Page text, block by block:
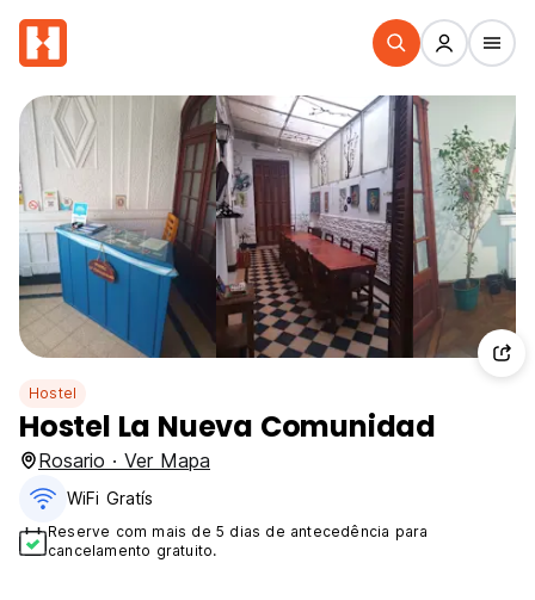
Hostel
Hostel La Nueva Comunidad
Rosario · Ver Mapa
WiFi Gratís
Reserve com mais de 5 dias de antecedência para
cancelamento gratuito.